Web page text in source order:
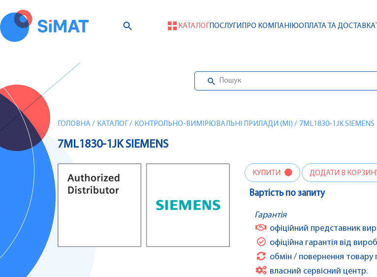
КАТАЛОГПОСЛУГИ ПРО КОМПАНІЮОПЛАТА ТА ДОСТАВКА
ГОЛОВНА/ КАТАЛОГ / КОНТРОЛЬНО-ВИМІРЮВАЛЬНІ ПРИЛАДИ (MI) / 7ML1830-1JK SIEMENS
7ML1830-1JK SIEMENS
КУПИТИ ДОДАТИ В
Вартість по запиту
Гарантія
офіційний представник
офіційна гарантія від
обмін / повернення товару
власний сервісний центр.